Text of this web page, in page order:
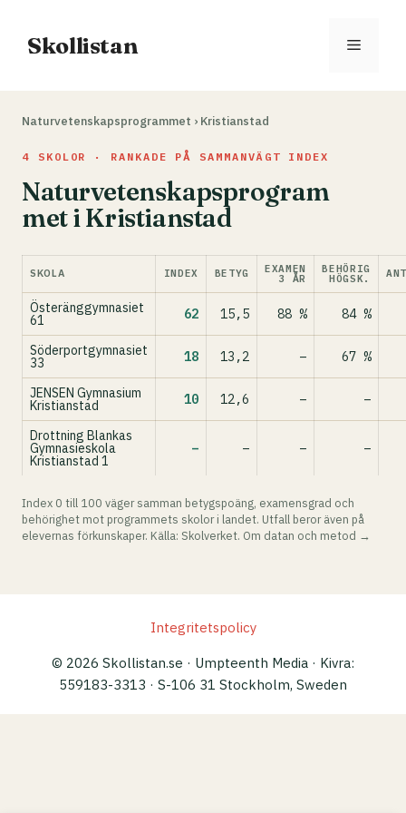
innehåll
Skollistan Meny
Naturvetenskapsprogrammet › Kristianstad
4 SKOLOR · RANKADE PÅ SAMMANVÄGT INDEX
Naturvetenskapsprogram
met i Kristianstad
SKOLA INDEX BETYG EXAMEN
3 ÅR
BEHÖRIG
HÖGSK.
Österänggymnasiet
61 62 15,5 88 % 84 %
Söderportgymnasiet
33 18 13,2 – 67 %
JENSEN Gymnasium
Kristianstad 10 12,6 – –
Drottning Blankas
Gymnasieskola
Kristianstad 1
– – – –
Index 0 till 100 väger samman betygspoäng, examensgrad och
behörighet mot programmets skolor i landet. Utfall beror även på
elevernas förkunskaper. Källa: Skolverket. Om datan och metod →
Integritetspolicy
© 2026 Skollistan.se · Umpteenth Media · Kivra:
559183-3313 · S-106 31 Stockholm, Sweden